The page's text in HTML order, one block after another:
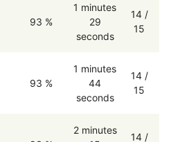
93 %
1 minutes
29
seconds
14 /
15
93 %
1 minutes
44
seconds
14 /
15
2 minutes
14 /